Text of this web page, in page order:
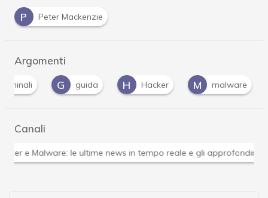
P
Peter Mackenzie
Argomenti
G
guida H Hacker M malware R
Canali
Attacchi hacker e Malware: le ultime news in tempo